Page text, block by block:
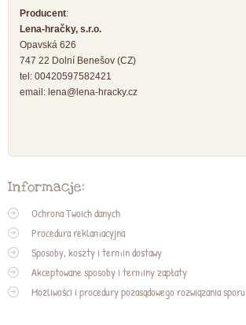
Producent:
Lena-hračky, s.r.o.
Opavská 626
747 22 Dolní Benešov (CZ)
tel: 00420597582421
email: lena@lena-hracky.cz
Informacje:
Ochrona Twoich danych
Procedura reklamacyjna
Sposoby, koszty i termin dostawy
Akceptowane sposoby i terminy zapłaty
Możliwości i procedury pozasądowego rozwiązania sporu